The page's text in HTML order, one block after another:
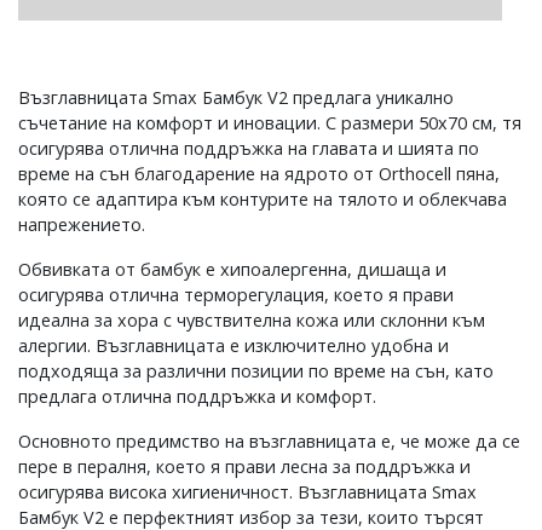
Възглавницата Smax Бамбук V2 предлага уникално
съчетание на комфорт и иновации. С размери 50x70 см, тя
осигурява отлична поддръжка на главата и шията по
време на сън благодарение на ядрото от Orthocell пяна,
която се адаптира към контурите на тялото и облекчава
напрежението.
Обвивката от бамбук е хипоалергенна, дишаща и
осигурява отлична терморегулация, което я прави
идеална за хора с чувствителна кожа или склонни към
алергии. Възглавницата е изключително удобна и
подходяща за различни позиции по време на сън, като
предлага отлична поддръжка и комфорт.
Основното предимство на възглавницата е, че може да се
пере в пералня, което я прави лесна за поддръжка и
осигурява висока хигиеничност. Възглавницата Smax
Бамбук V2 е перфектният избор за тези, които търсят